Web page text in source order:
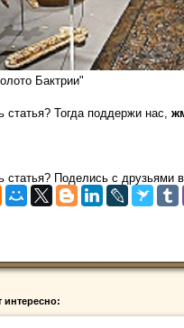
Бактрии"
статья? Тогда поддержи нас,
статья? Поделись с друзьями
интересно: